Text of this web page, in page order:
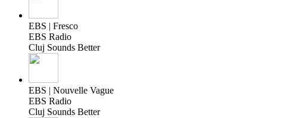
EBS | Fresco
EBS Radio
Cluj Sounds Better
EBS | Nouvelle Vague
EBS Radio
Cluj Sounds Better